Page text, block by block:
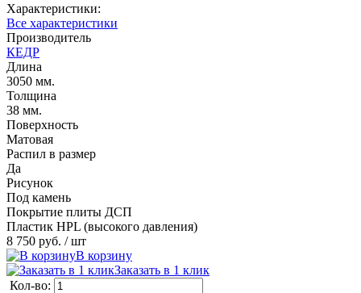
Характеристики:
Все характеристики
Производитель
КЕДР
Длина
3050 мм.
Толщина
38 мм.
Поверхность
Матовая
Распил в размер
Да
Рисунок
Под камень
Покрытие плиты ДСП
Пластик HPL (высокого давления)
8 750 руб. / шт
В корзину
Заказать в 1 клик
Кол-во: